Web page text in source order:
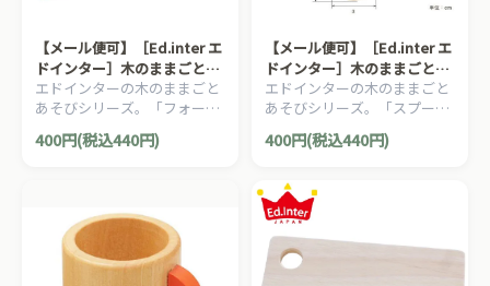
【メール便可】［Ed.inter エ
ドインター］木のままごとあ
そび フォーク
エドインターの木のままごと
あそびシリーズ。「フォー
ク」です。
400円(税込440円)
【メール便可】［Ed.inter エ
ドインター］木のままごとあ
そび スプーン
エドインターの木のままごと
あそびシリーズ。「スプー
ン」です。
400円(税込440円)